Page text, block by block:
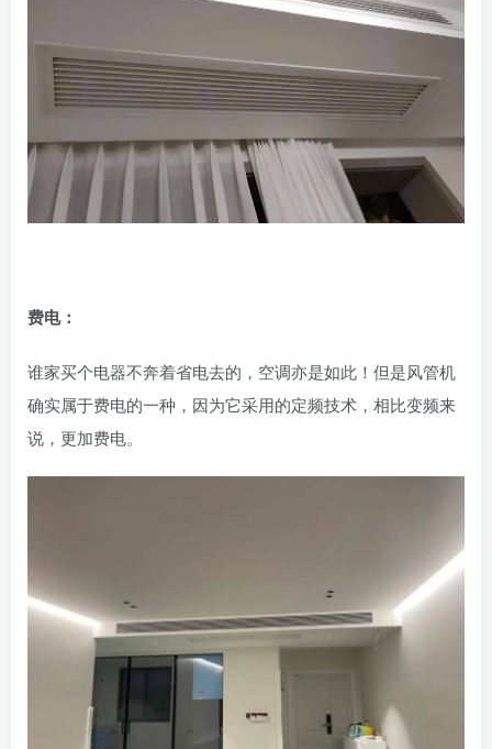
费电：
谁家买个电器不奔着省电去的，空调亦是如此！但是风管机
确实属于费电的一种，因为它采用的定频技术，相比变频来
说，更加费电。